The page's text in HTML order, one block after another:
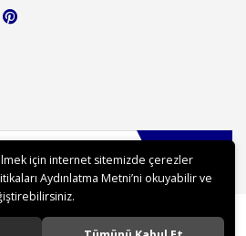
için internet sitemizde çerezler
Aydınlatma Metni’ni okuyabilir ve